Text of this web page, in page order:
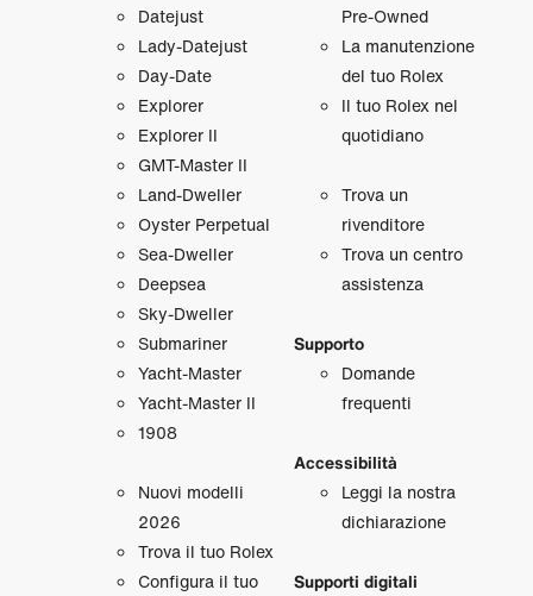
Datejust
Lady‑Datejust
Day‑Date
Explorer
Explorer II
GMT‑Master II
Land‑Dweller
Oyster Perpetual
Sea‑Dweller
Deepsea
Sky‑Dweller
Submariner
Yacht‑Master
Yacht‑Master II
1908
Nuovi modelli
2026
Trova il tuo Rolex
Configura il tuo
Pre‑Owned
La manutenzione
del tuo Rolex
Il tuo Rolex nel
quotidiano
Trova un
rivenditore
Trova un centro
assistenza
Supporto
Domande
frequenti
Accessibilità
Leggi la nostra
dichiarazione
Supporti digitali